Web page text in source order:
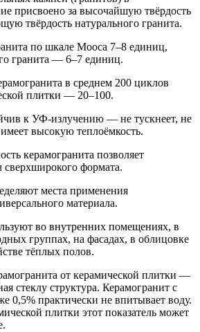
присвоено за высочайшую твёрдость
твёрдость натурального гранита.
по шкале Мооса 7–8 единиц,
гранита — 6–7 единиц.
в среднем 200 циклов
плитки — 20–100.
к УФ-излучению — не тускнеет, не
высокую теплоёмкость.
керамогранита позволяет
сверхширокого формата.
места применения
материала.
во внутренних помещениях, в
группах, на фасадах, в облицовке
тёплых полов.
от керамической плитки —
стеклу структура. Керамогранит с
0,5% практически не впитывает воду.
плитки этот показатель может